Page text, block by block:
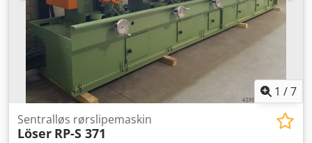
1 /7
Sentralløs rørslipemaskin
Löser RP-S 371